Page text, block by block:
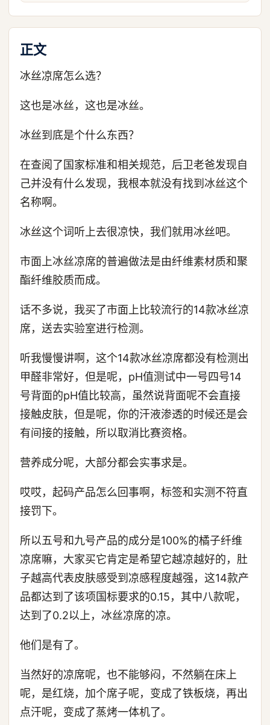
正文
冰丝凉席怎么选？
这也是冰丝，这也是冰丝。
冰丝到底是个什么东西？
在查阅了国家标准和相关规范，后卫老爸发现自
己并没有什么发现，我根本就没有找到冰丝这个
名称啊。
冰丝这个词听上去很凉快，我们就用冰丝吧。
市面上冰丝凉席的普遍做法是由纤维素材质和聚
酯纤维胶质而成。
话不多说，我买了市面上比较流行的14款冰丝凉
席，送去实验室进行检测。
听我慢慢讲啊，这个14款冰丝凉席都没有检测出
甲醛非常好，但是呢，pH值测试中一号四号14
号背面的pH值比较高，虽然说背面呢不会直接
接触皮肤，但是呢，你的汗液渗透的时候还是会
有间接的接触，所以取消比赛资格。
营养成分呢，大部分都会实事求是。
哎哎，起码产品怎么回事啊，标签和实测不符直
接罚下。
所以五号和九号产品的成分是100%的橘子纤维
凉席嘛，大家买它肯定是希望它越凉越好的，肚
子越高代表皮肤感受到凉感程度越强，这14款产
品都达到了该项国标要求的0.15，其中八款呢，
达到了0.2以上，冰丝凉席的凉。
他们是有了。
当然好的凉席呢，也不能够闷，不然躺在床上
呢，是红烧，加个席子呢，变成了铁板烧，再出
点汗呢，变成了蒸烤一体机了。